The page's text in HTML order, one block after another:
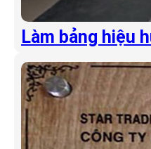
Làm bảng hiệu